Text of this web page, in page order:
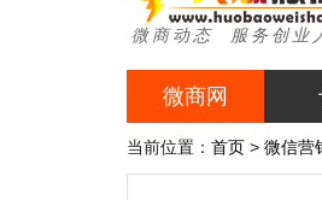
火爆微商网
微商动态 服务创业
微商网
当前位置： 首页> 微信营